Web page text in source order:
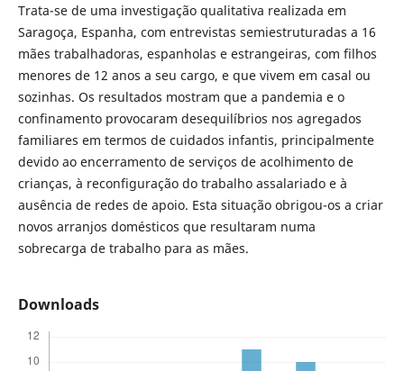
Trata-se de uma investigação qualitativa realizada em
Saragoça, Espanha, com entrevistas semiestruturadas a 16
mães trabalhadoras, espanholas e estrangeiras, com filhos
menores de 12 anos a seu cargo, e que vivem em casal ou
sozinhas. Os resultados mostram que a pandemia e o
confinamento provocaram desequilíbrios nos agregados
familiares em termos de cuidados infantis, principalmente
devido ao encerramento de serviços de acolhimento de
crianças, à reconfiguração do trabalho assalariado e à
ausência de redes de apoio. Esta situação obrigou-os a criar
novos arranjos domésticos que resultaram numa
sobrecarga de trabalho para as mães.
Downloads